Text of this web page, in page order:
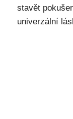
stavět
univerzální